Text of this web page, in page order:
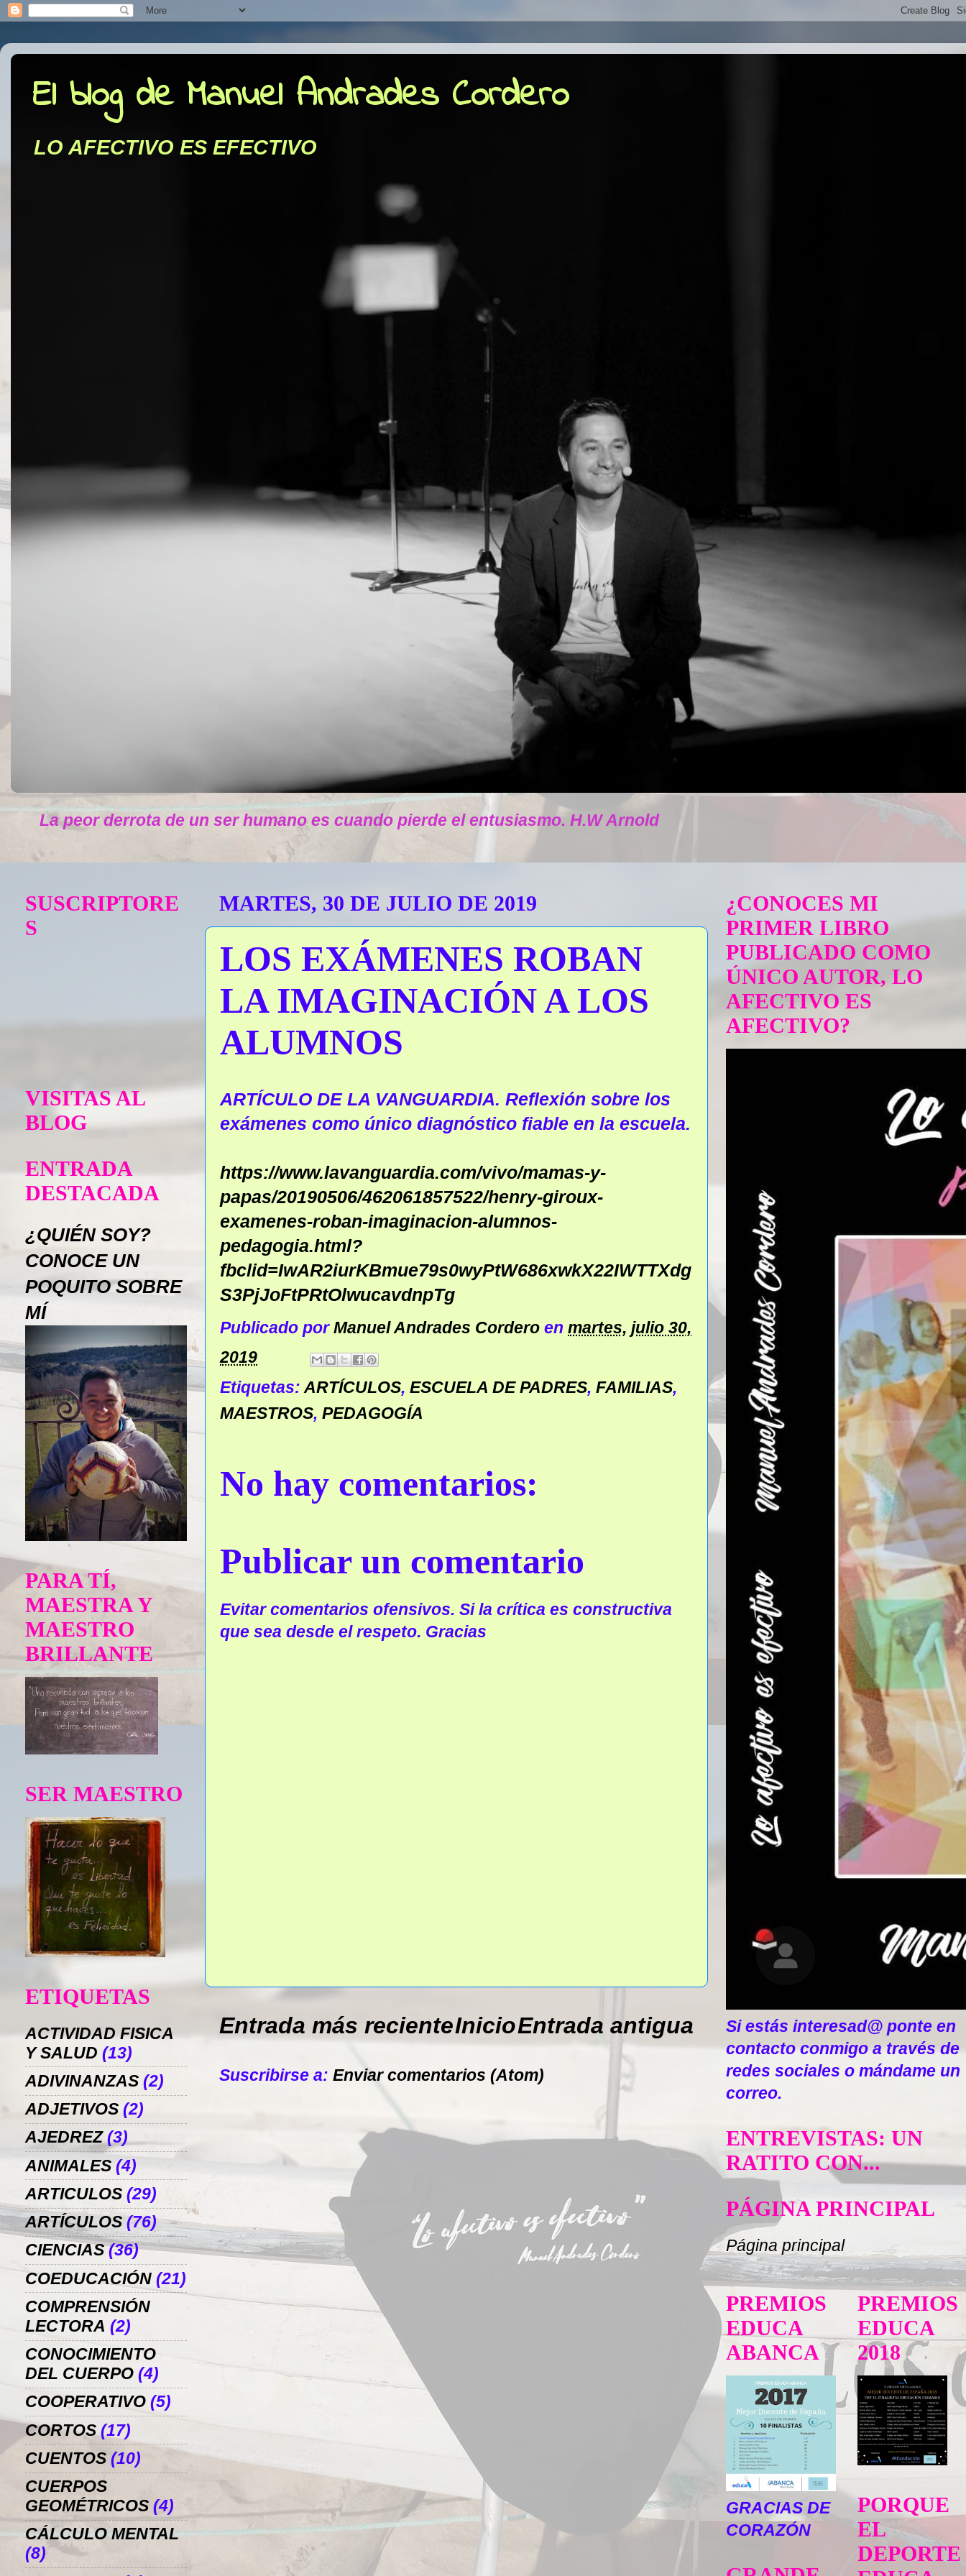
El blog de Manuel Andrades Cordero
LO AFECTIVO ES EFECTIVO
La peor derrota de un ser humano es cuando pierde el entusiasmo. H.W Arnold
MARTES, 30 DE JULIO DE 2019
LOS EXÁMENES ROBAN
LA IMAGINACIÓN A LOS
ALUMNOS
ARTÍCULO DE LA VANGUARDIA. Reflexión sobre los
exámenes como único diagnóstico fiable en la escuela.
https://www.lavanguardia.com/vivo/mamas-y-
papas/20190506/462061857522/henry-giroux-
examenes-roban-imaginacion-alumnos-
pedagogia.html?
fbclid=IwAR2iurKBmue79s0wyPtW686xwkX22IWTTXdg
S3PjJoFtPRtOlwucavdnpTg
Publicado por Manuel Andrades Cordero en martes, julio 30,
2019
Etiquetas:ARTÍCULOS, ESCUELA DE PADRES, FAMILIAS,
MAESTROS, PEDAGOGÍA
No hay comentarios:
Publicar un comentario
Evitar comentarios ofensivos. Si la crítica es constructiva
que sea desde el respeto. Gracias
Entrada más reciente Entrada antigua
Inicio
Suscribirse a: Enviar comentarios (Atom)
SUSCRIPTORE
S
VISITAS AL
BLOG
ENTRADA
DESTACADA
¿QUIÉN SOY?
CONOCE UN
POQUITO SOBRE
MÍ
PARA TÍ,
MAESTRA Y
MAESTRO
BRILLANTE
SER MAESTRO
ETIQUETAS
ACTIVIDAD FISICA
Y SALUD (13)
ADIVINANZAS (2)
ADJETIVOS (2)
AJEDREZ (3)
ANIMALES (4)
ARTICULOS (29)
ARTÍCULOS (76)
CIENCIAS (36)
COEDUCACIÓN (21)
COMPRENSIÓN
LECTORA (2)
CONOCIMIENTO
DEL CUERPO (4)
COOPERATIVO (5)
CORTOS (17)
CUENTOS (10)
CUERPOS
GEOMÉTRICOS (4)
CÁLCULO MENTAL
(8)
¿CONOCES MI
PRIMER LIBRO
PUBLICADO COMO
ÚNICO AUTOR, LO
AFECTIVO ES
AFECTIVO?
Si estás interesad@ ponte en
contacto conmigo a través de
redes sociales o mándame un
correo.
ENTREVISTAS: UN
RATITO CON...
PÁGINA PRINCIPAL
Página principal
PREMIOS
EDUCA
ABANCA
GRACIAS DE
CORAZÓN
PREMIOS
EDUCA
2018
PORQUE
EL
DEPORTE